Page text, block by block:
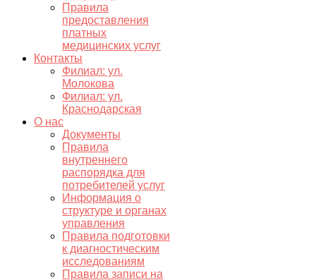
Правила
предоставления
платных
медицинских услуг
Контакты
Филиал: ул.
Молокова
Филиал: ул.
Краснодарская
О нас
Документы
Правила
внутреннего
распорядка для
потребителей услуг
Информация о
структуре и органах
управления
Правила подготовки
к диагностическим
исследованиям
Правила записи на